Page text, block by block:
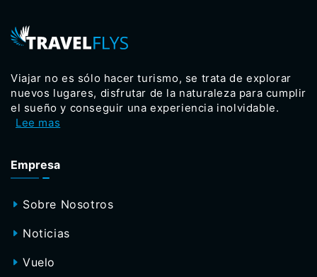
Viajar no es sólo hacer turismo, se trata de explorar
nuevos lugares, disfrutar de la naturaleza para cumplir
el sueño y conseguir una experiencia inolvidable.
Lee mas
Empresa
Sobre Nosotros
Noticias
Vuelo